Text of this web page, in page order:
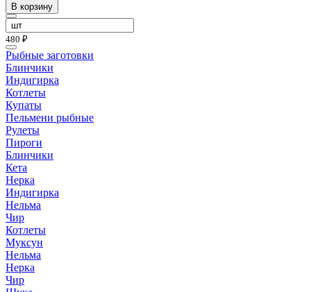
В корзину
480 ₽
Рыбные заготовки
Блинчики
Индигирка
Котлеты
Купаты
Пельмени рыбные
Рулеты
Пироги
Блинчики
Кета
Нерка
Индигирка
Нельма
Чир
Котлеты
Муксун
Нельма
Нерка
Чир